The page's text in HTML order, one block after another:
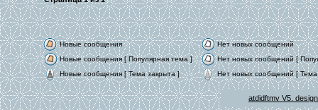
Новые сообщения
Нет новых сообщений
Новые сообщения [ Популярная тема ]
Нет новых сообщений [
Новые сообщения [ Тема закрыта ]
Нет новых сообщений [ Тема
atdidftmv V5.